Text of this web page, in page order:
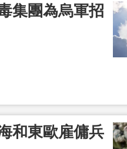
集團為烏軍招
和東歐雇傭兵